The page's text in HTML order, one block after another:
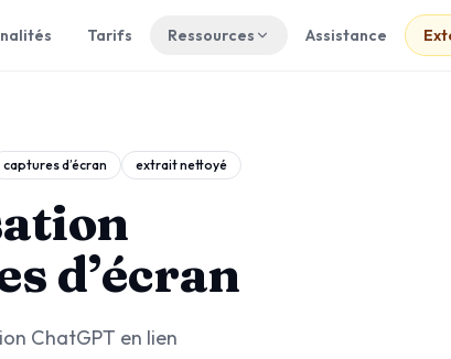
Tarifs Ressources Assistance
captures d’écran extrait nettoyé
d’écran
ChatGPT en lien